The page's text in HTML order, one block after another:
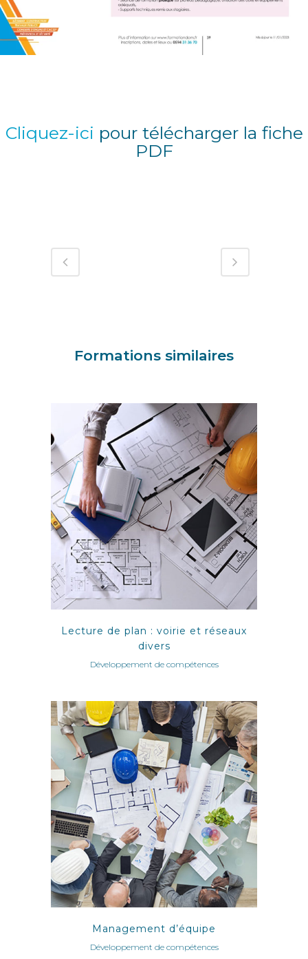
Cliquez-ici pour télécharger la fiche
PDF
Formations similaires
Lecture de plan : voirie et réseaux
divers
Développement de compétences
Management d’équipe
Développement de compétences